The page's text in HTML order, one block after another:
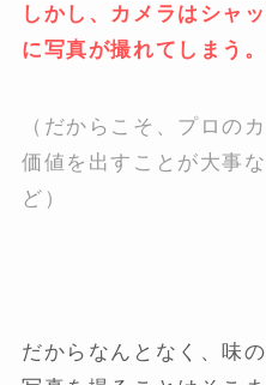
しかし、カメラはシャ
に写真が撮れてしまう。
（だからこそ、プロの
価値を出すことが大事
ど）
だからなんとなく、味